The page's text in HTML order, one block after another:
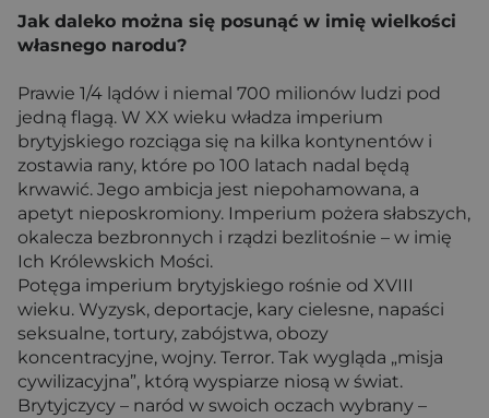
Jak daleko można się posunąć w imię wielkości
własnego narodu?
Prawie 1/4 lądów i niemal 700 milionów ludzi pod
jedną flagą. W XX wieku władza imperium
brytyjskiego rozciąga się na kilka kontynentów i
zostawia rany, które po 100 latach nadal będą
krwawić. Jego ambicja jest niepohamowana, a
apetyt nieposkromiony. Imperium pożera słabszych,
okalecza bezbronnych i rządzi bezlitośnie – w imię
Ich Królewskich Mości.
Potęga imperium brytyjskiego rośnie od XVIII
wieku. Wyzysk, deportacje, kary cielesne, napaści
seksualne, tortury, zabójstwa, obozy
koncentracyjne, wojny. Terror. Tak wygląda „misja
cywilizacyjna”, którą wyspiarze niosą w świat.
Brytyjczycy – naród w swoich oczach wybrany –